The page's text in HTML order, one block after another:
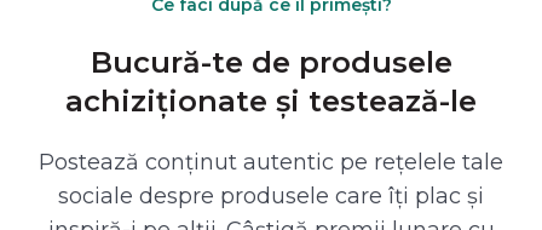
Ce faci după ce îl primești?
Bucură-te de produsele
achiziționate și testează-le
Postează conținut autentic pe rețelele tale
sociale despre produsele care îți plac și